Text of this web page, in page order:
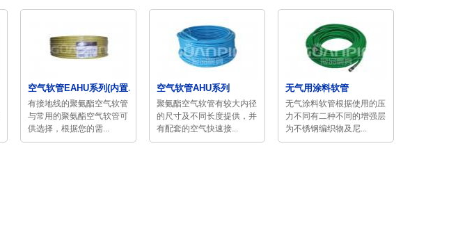
空气软管EAHU系列(内置...
有接地线的聚氨酯空气软管
与常用的聚氨酯空气软管可
供选择，根据您的需...
空气软管AHU系列
聚氨酯空气软管有较大内径
的尺寸及不同长度提供，并
有配套的空气快速接...
无气用涂料软管
无气涂料软管根据使用的压
力不同有二种不同的增强层
为不锈钢编织物及尼...